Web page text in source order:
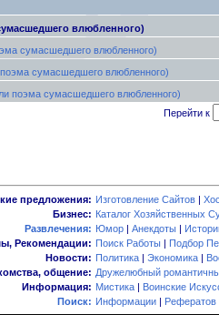
влюбленного)
сумасшедшего влюбленного)
сумасшедшего влюбленного)
сумасшедшего влюбленного)
Перейти к
предложения: Изготовление Сайтов |
Бизнес: Каталог Хозяйственных
Развлечения: Юмор | Анекдоты |
Рекомендации: Поиск Работы | Подбор
Новости: Политика | Экономика |
общение: Дружелюбный
Информация: Мистика | Воинские
Поиск: Информации | Рефератов